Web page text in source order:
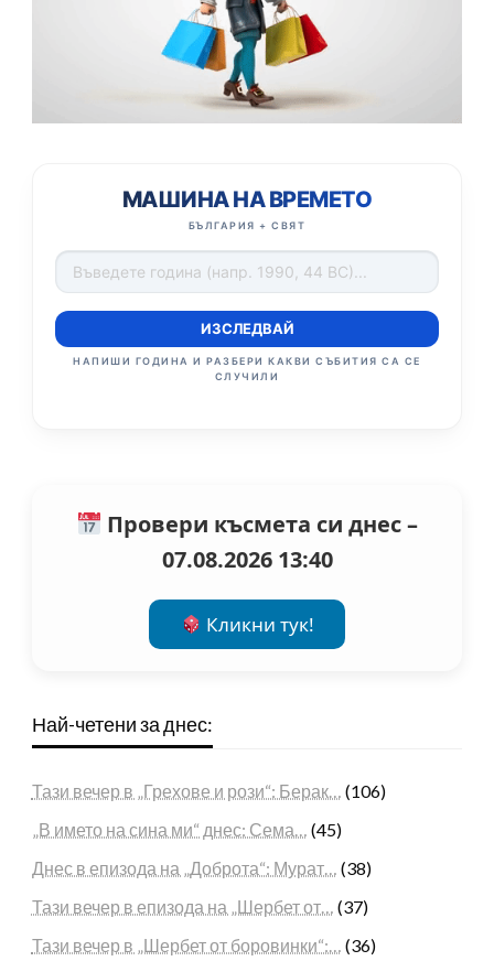
МАШИНА НА ВРЕМЕТО
БЪЛГАРИЯ + СВЯТ
ИЗСЛЕДВАЙ
НАПИШИ ГОДИНА И РАЗБЕРИ КАКВИ СЪБИТИЯ СА СЕ
СЛУЧИЛИ
Провери късмета си днес –
07.08.2026 13:40
Кликни тук!
Най-четени за днес:
Тази вечер в „Грехове и рози“: Берак… (106)
„В името на сина ми“ днес: Сема… (45)
Днес в епизода на „Доброта“: Мурат… (38)
Тази вечер в епизода на „Шербет от… (37)
Тази вечер в „Шербет от боровинки“:… (36)